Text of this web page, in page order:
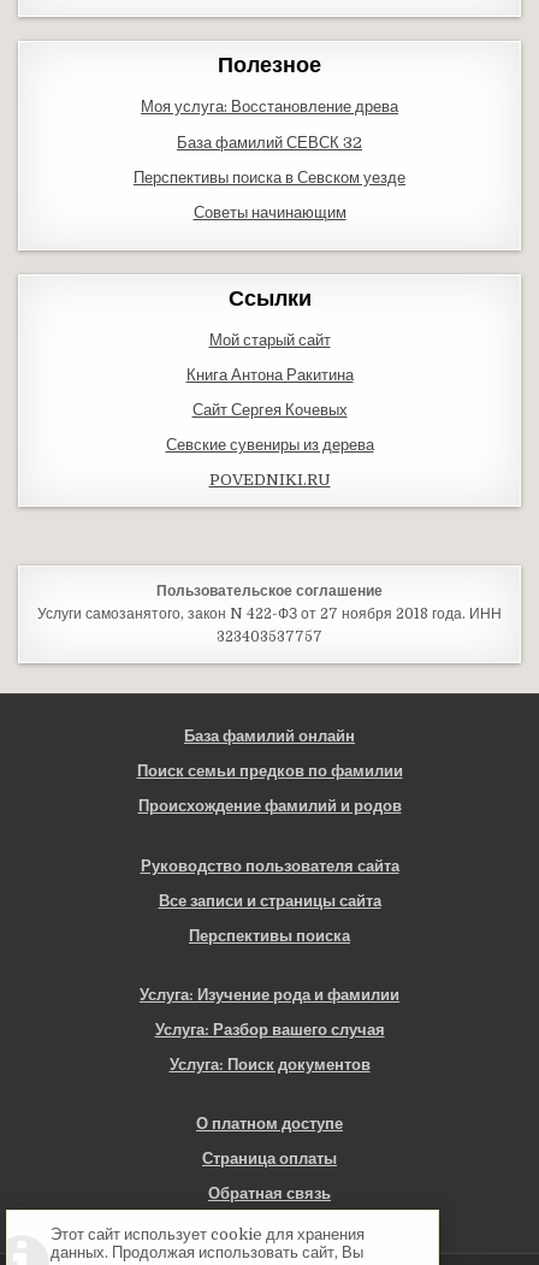
Полезное
Моя услуга: Восстановление древа
База фамилий СЕВСК 32
Перспективы поиска в Севском уезде
Советы начинающим
Ссылки
Мой старый сайт
Книга Антона Ракитина
Сайт Сергея Кочевых
Севские сувениры из дерева
POVEDNIKI.RU
Пользовательское соглашение
Услуги самозанятого, закон N 422-ФЗ от 27 ноября 2018 года. ИНН
323403537757
База фамилий онлайн
Поиск семьи предков по фамилии
Происхождение фамилий и родов
Руководство пользователя сайта
Все записи и страницы сайта
Перспективы поиска
Услуга: Изучение рода и фамилии
Услуга: Разбор вашего случая
Услуга: Поиск документов
О платном доступе
Страница оплаты
Обратная связь
Этот сайт использует cookie для хранения
данных. Продолжая использовать сайт, Вы